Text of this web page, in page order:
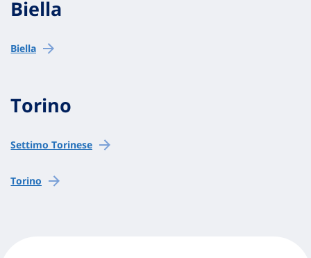
Biella
Biella
Torino
Settimo Torinese
Torino